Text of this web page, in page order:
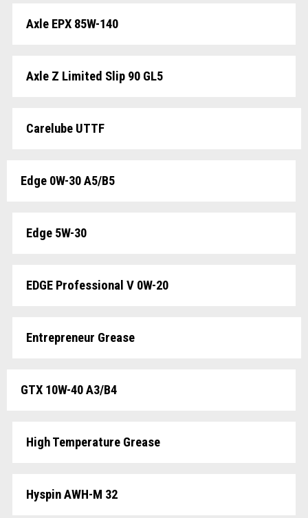
Axle EPX 85W-140
Axle Z Limited Slip 90 GL5
Carelube UTTF
Edge 0W-30 A5/B5
Edge 5W-30
EDGE Professional V 0W-20
Entrepreneur Grease
GTX 10W-40 A3/B4
High Temperature Grease
Hyspin AWH-M 32